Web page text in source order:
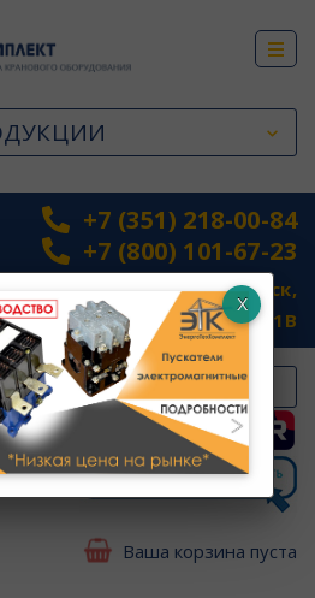
+7 (351) 218-00-84
+7 (800) 101-67-23
454038, г. Челябинск,
Промышленная 1В
Ваша корзина пуста